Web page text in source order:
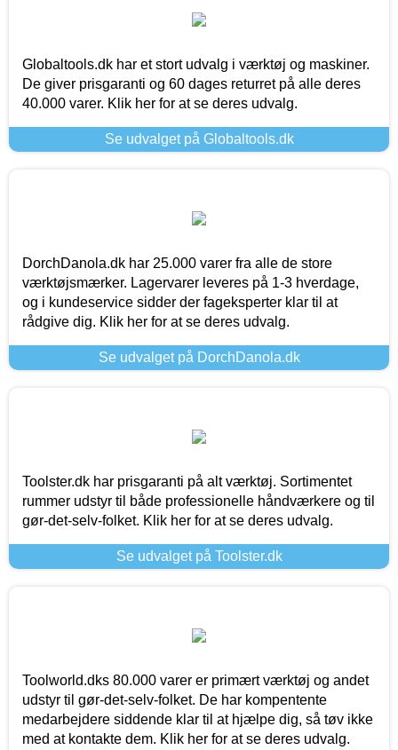
Globaltools.dk har et stort udvalg i værktøj og maskiner.
De giver prisgaranti og 60 dages returret på alle deres
40.000 varer. Klik her for at se deres udvalg.
Se udvalget på Globaltools.dk
DorchDanola.dk har 25.000 varer fra alle de store
værktøjsmærker. Lagervarer leveres på 1-3 hverdage,
og i kundeservice sidder der fageksperter klar til at
rådgive dig. Klik her for at se deres udvalg.
Se udvalget på DorchDanola.dk
Toolster.dk har prisgaranti på alt værktøj. Sortimentet
rummer udstyr til både professionelle håndværkere og til
gør-det-selv-folket. Klik her for at se deres udvalg.
Se udvalget på Toolster.dk
Toolworld.dks 80.000 varer er primært værktøj og andet
udstyr til gør-det-selv-folket. De har kompentente
medarbejdere siddende klar til at hjælpe dig, så tøv ikke
med at kontakte dem. Klik her for at se deres udvalg.